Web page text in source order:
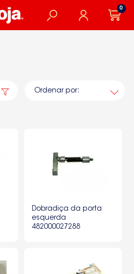
0
Ordenar por:
Dobradiça da porta
esquerda
482000027288